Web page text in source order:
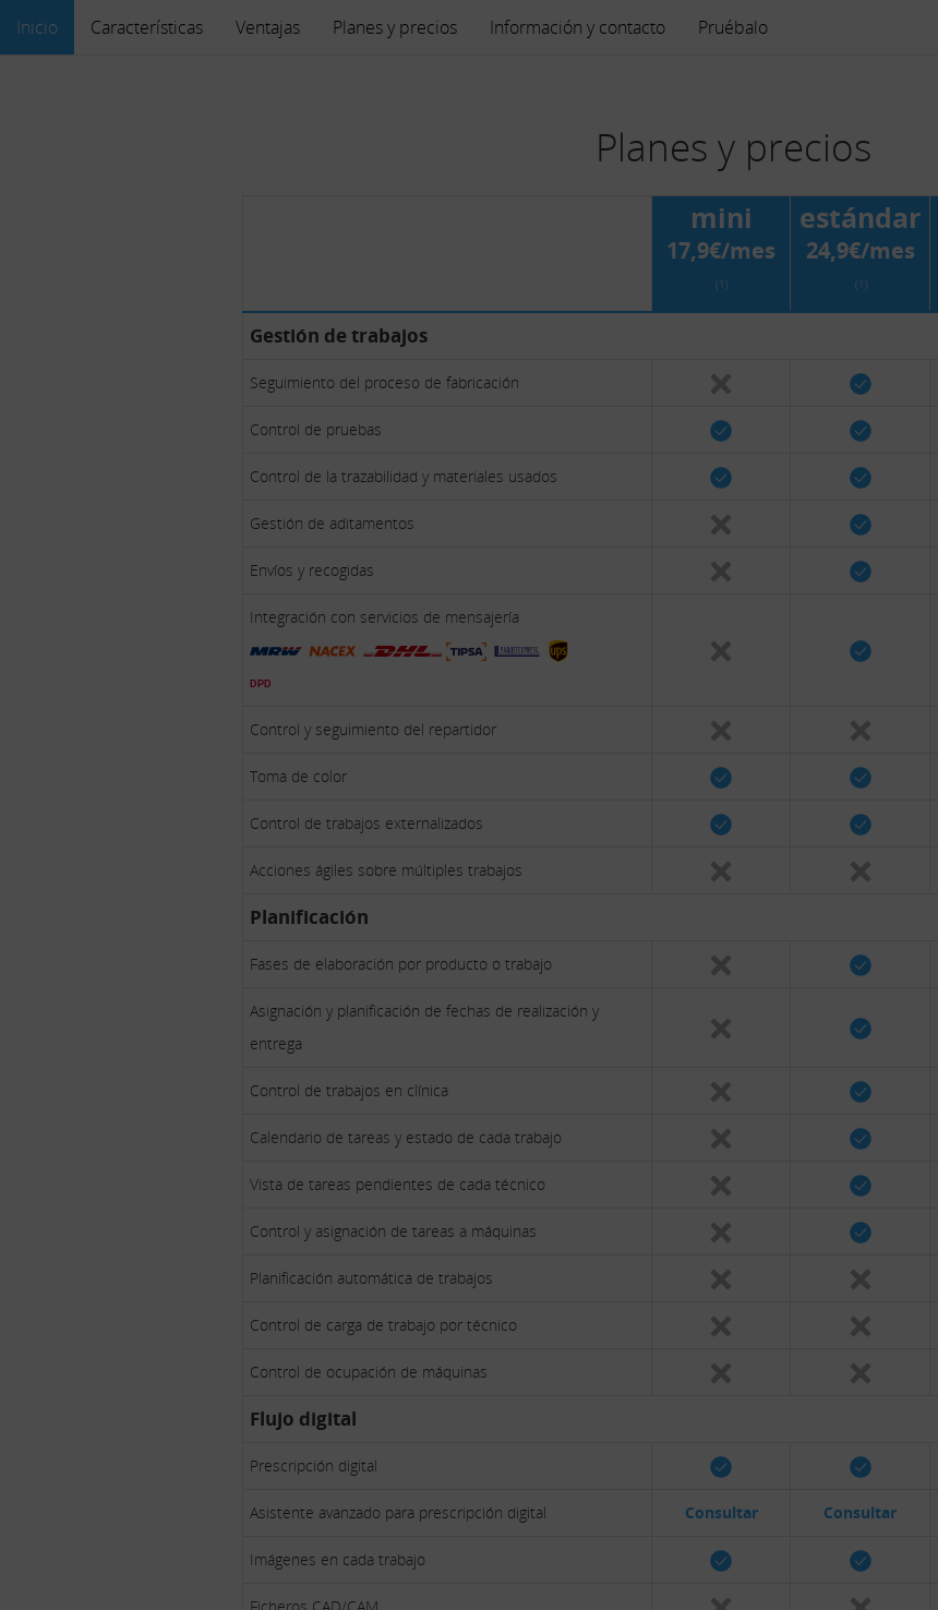
Inicio Características Ventajas Planes y precios Información y contacto Pruébalo
Planes y precios
mini
17,9€/mes
(1)
estándar
24,9€/mes
(1)
Gestión de trabajos
Seguimiento del proceso de fabricación
Control de pruebas
Control de la trazabilidad y materiales usados
Gestión de aditamentos
Envíos y recogidas
Integración con servicios de mensajería
Control y seguimiento del repartidor
Toma de color
Control de trabajos externalizados
Acciones ágiles sobre múltiples trabajos
Planificación
Fases de elaboración por producto o trabajo
Asignación y planificación de fechas de realización y
entrega
Control de trabajos en clínica
Calendario de tareas y estado de cada trabajo
Vista de tareas pendientes de cada técnico
Control y asignación de tareas a máquinas
Planificación automática de trabajos
Control de carga de trabajo por técnico
Control de ocupación de máquinas
Flujo digital
Prescripción digital
Asistente avanzado para prescripción digital Consultar Consultar
Imágenes en cada trabajo